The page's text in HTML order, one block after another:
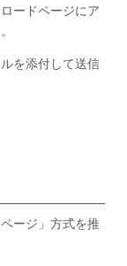
ードページにア
を添付して送信
ージ」方式を推